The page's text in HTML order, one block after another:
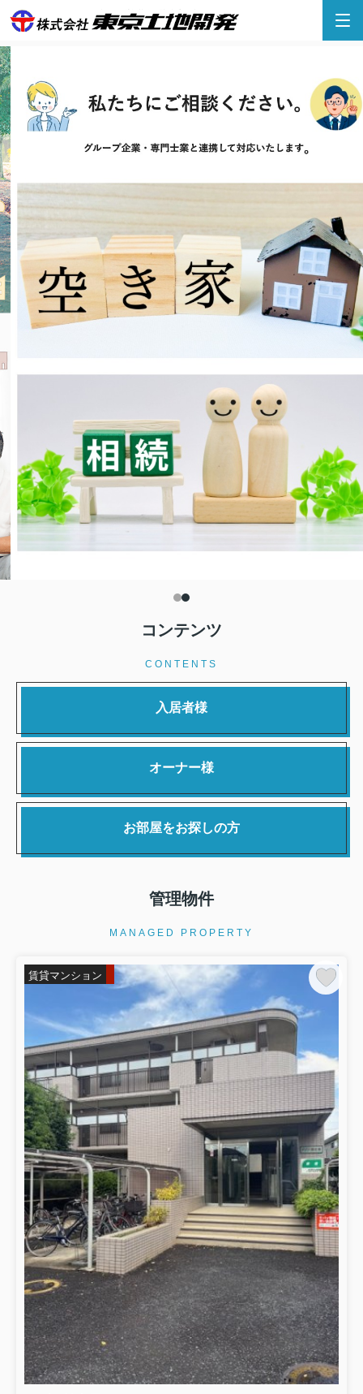
コンテンツ
CONTENTS
入居者様
オーナー様
お部屋をお探しの方
管理物件
MANAGED PROPERTY
賃貸マンション